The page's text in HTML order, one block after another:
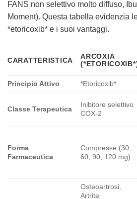
FANS non selettivo molto diffuso,
Moment). Questa tabella evidenzia
*etoricoxib* e i suoi vantaggi.
CARATTERISTICA
ARCOXIA
Principio Attivo
*Etoricoxib*
Classe Terapeutica
Inibitore selettivo
COX-2
Forma
Farmaceutica
Compresse (30,
60, 90, 120 mg)
Osteoartrosi,
Artrite